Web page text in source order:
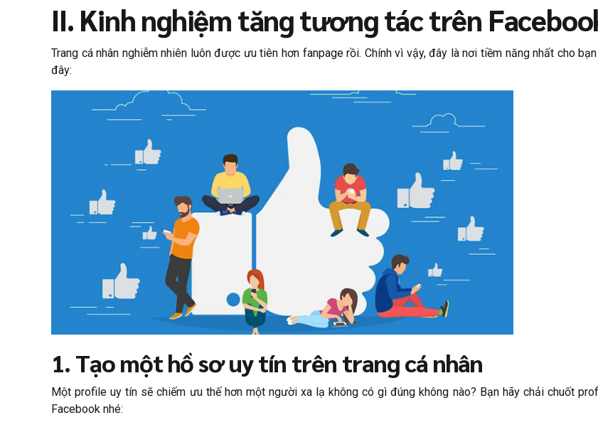
II. Kinh nghiệm tăng tương tác trên
Trang cá nhân nghiễm nhiên luôn được ưu tiên hơn fanpage rồi. Chính vì vậy, đây là nơi tiềm năng nhất cho
đây:
1. Tạo một hồ sơ uy tín trên trang cá nhân
Một profile uy tín sẽ chiếm ưu thế hơn một người xa lạ không có gì đúng không nào? Bạn hãy chải chuốt
Facebook nhé: